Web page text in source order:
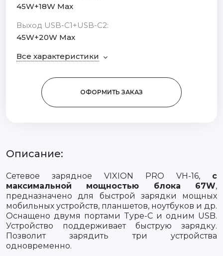
45W+18W Max
Выход USB-C1+USB-C2:
45W+20W Max
Все характеристики
ОФОРМИТЬ ЗАКАЗ
Описание:
Сетевое зарядное VIXION PRO VH-16, c
максимальной мощностью блока 67W,
предназначено для быстрой зарядки мощных
мобильных устройств, планшетов, ноутбуков и др.
Оснащено двумя портами Type-C и одним USB.
Устройство поддерживает быструю зарядку.
Позволит зарядить три устройства
одновременно.